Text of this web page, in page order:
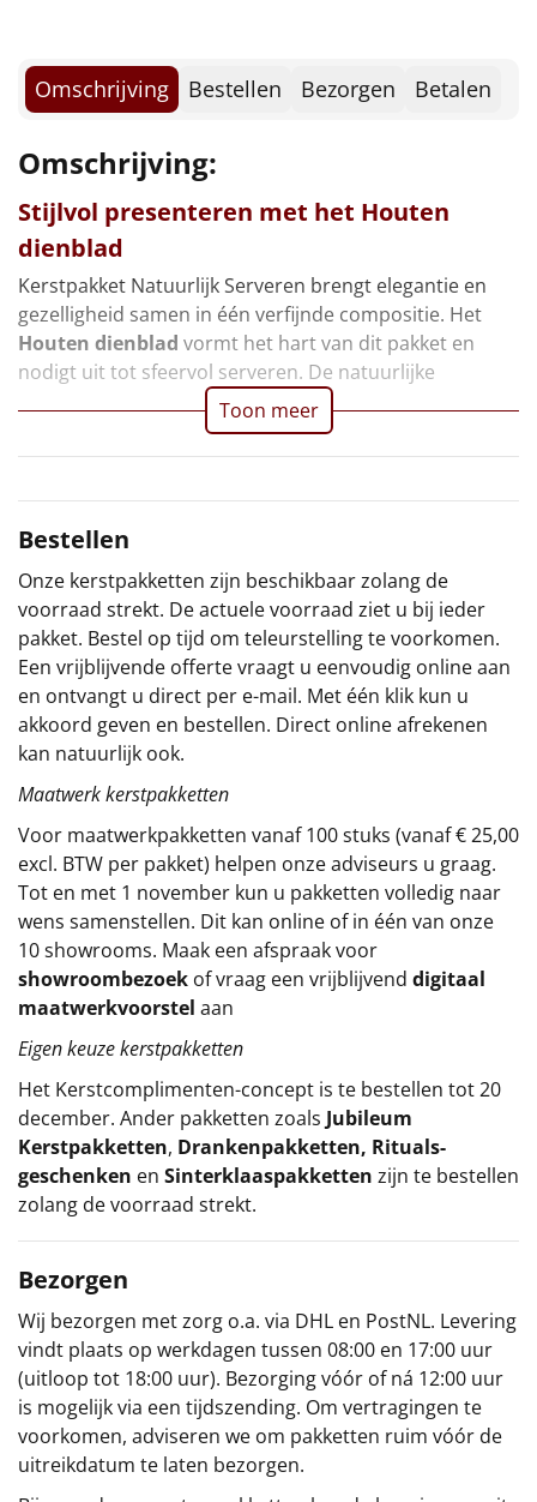
Noodradio NIEUW
Overige
Ideeën
Personeel
Doe het zelf
Particulier
Kerstgeschenken 2026
Relatiegeschenken
Cadeaubon
Per stuk
Omschrijving Bestellen Bezorgen Betalen
Omschrijving:
Stijlvol presenteren met het Houten
dienblad
Kerstpakket Natuurlijk Serveren brengt elegantie en
gezelligheid samen in één verfijnde compositie. Het
Houten dienblad vormt het hart van dit pakket en
nodigt uit tot sfeervol serveren. De natuurlijke
Toon meer
Bestellen
Onze kerstpakketten zijn beschikbaar zolang de
voorraad strekt. De actuele voorraad ziet u bij ieder
pakket. Bestel op tijd om teleurstelling te voorkomen.
Een vrijblijvende offerte vraagt u eenvoudig online aan
en ontvangt u direct per e-mail. Met één klik kun u
akkoord geven en bestellen. Direct online afrekenen
kan natuurlijk ook.
Maatwerk kerstpakketten
Voor maatwerkpakketten vanaf 100 stuks (vanaf € 25,00
excl. BTW per pakket) helpen onze adviseurs u graag.
Tot en met 1 november kun u pakketten volledig naar
wens samenstellen. Dit kan online of in één van onze
10 showrooms. Maak een afspraak voor
showroombezoek of vraag een vrijblijvend digitaal
maatwerkvoorstel aan
Eigen keuze kerstpakketten
Het Kerstcomplimenten-concept is te bestellen tot 20
december. Ander pakketten zoals Jubileum
Kerstpakketten, Drankenpakketten, Rituals-
geschenken en Sinterklaaspakketten zijn te bestellen
zolang de voorraad strekt.
Bezorgen
Wij bezorgen met zorg o.a. via DHL en PostNL. Levering
vindt plaats op werkdagen tussen 08:00 en 17:00 uur
(uitloop tot 18:00 uur). Bezorging vóór of ná 12:00 uur
is mogelijk via een tijdszending. Om vertragingen te
voorkomen, adviseren we om pakketten ruim vóór de
uitreikdatum te laten bezorgen.